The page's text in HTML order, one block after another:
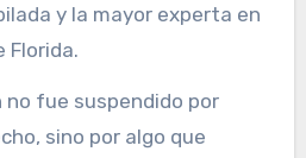
y la mayor experta en
Florida.
no fue suspendido por
sino por algo que